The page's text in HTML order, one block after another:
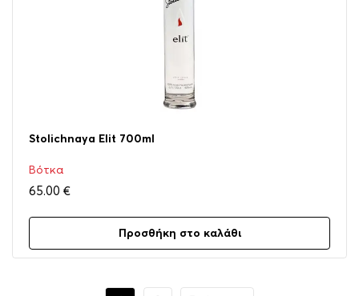
Stolichnaya Elit 700ml
Βότκα
65.00 €
Προσθήκη στο καλάθι